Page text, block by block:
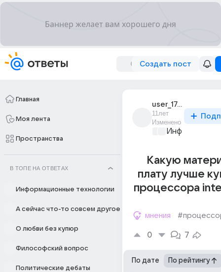
Создать пост
Главная
Моя лента
Пространства
В ТОПЕ НА ОТВЕТАХ
Информационные технологии
А сейчас что-то совсем другое
О любви без купюр
Философский вопрос
Политические дебаты
user_175827201
11лет
Изменено
Какую
плату лучше
процессора
мнения
0 7
По дате По рейтингу